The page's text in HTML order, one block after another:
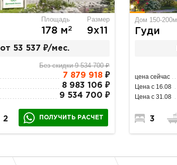
Площадь
178 м2
Размер
9х11
от 53 537 ₽/мес.
Без скидки 9 534 700 ₽
7 879 918 ₽
8 983 106 ₽
9 534 700 ₽
2 ПОЛУЧИТЬ РАСЧЕТ
Дом 150-200м
Гуди
цена сейчас
Цена с 16.08
Цена с 31.08
3